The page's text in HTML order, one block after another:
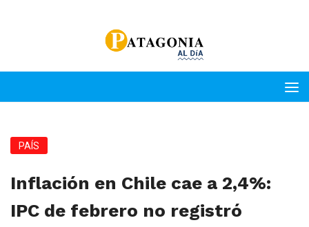
PAÍS
Inflación en Chile cae a 2,4%:
IPC de febrero no registró